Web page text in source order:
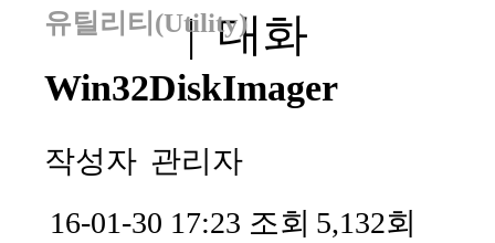
|대화
유틸리티(Utility)
Win32DiskImager
작성자 관리자
16-01-30 17:23 조회 5,132회